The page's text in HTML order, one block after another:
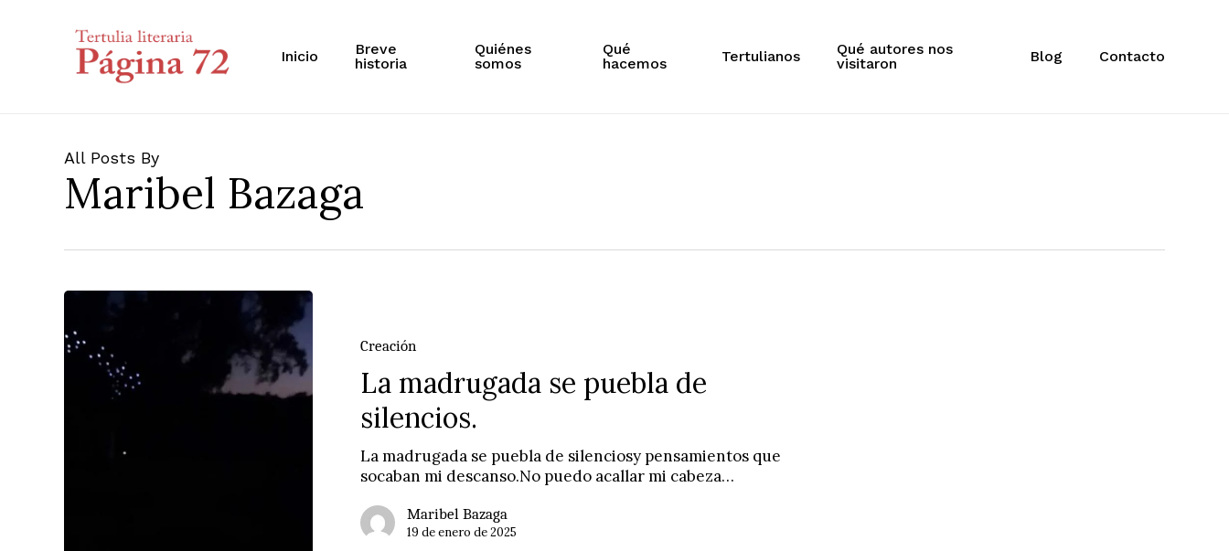
Inicio
Breve
historia
Quiénes
somos
Qué
hacemos
Tertulianos
Qué autores nos
visitaron
Blog Contacto
All Posts By
Maribel Bazaga
silencios.
Creación
La madrugada se puebla de
silencios.
La madrugada se puebla de silenciosy pensamientos que
socaban mi descanso.No puedo acallar mi cabeza…
Maribel Bazaga
19 de enero de 2025